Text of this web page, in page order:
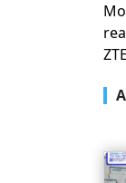
ZTE